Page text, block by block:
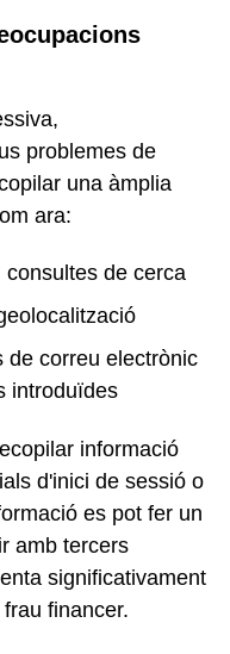
problemes de
una àmplia
ara:
de cerca
de correu electrònic
introduïdes
informació
d'inici de sessió o
es pot fer un
amb tercers
significativament
financer.